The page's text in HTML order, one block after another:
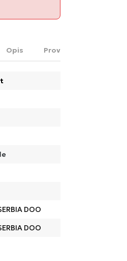
Opis Proveri dostupnost u
DOO
DOO